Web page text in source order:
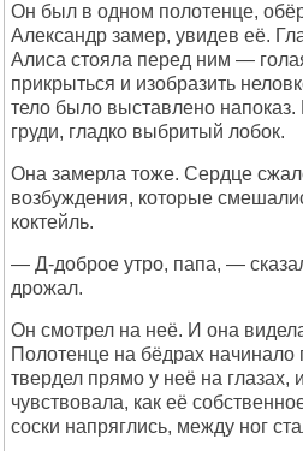
Он был в одном полотенце,
Александр замер, увидев её.
Алиса стояла перед ним —
прикрыться и изобразить
тело было выставлено напоказ.
груди, гладко выбритый лобок.
Она замерла тоже. Сердце
возбуждения, которые
коктейль.
— Д-доброе утро, папа, —
дрожал.
Он смотрел на неё. И она
Полотенце на бёдрах
твердел прямо у неё на глазах,
чувствовала, как её
соски напряглись, между ног